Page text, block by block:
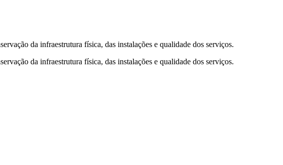
da infraestrutura física, das instalações e qualidade dos serviços.
da infraestrutura física, das instalações e qualidade dos serviços.